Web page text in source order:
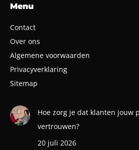
Menu
Contact
Over ons
Algemene voorwaarden
Privacyverklaring
Sitemap
Hoe zorg je dat klanten jouw
vertrouwen?
20 juli 2026